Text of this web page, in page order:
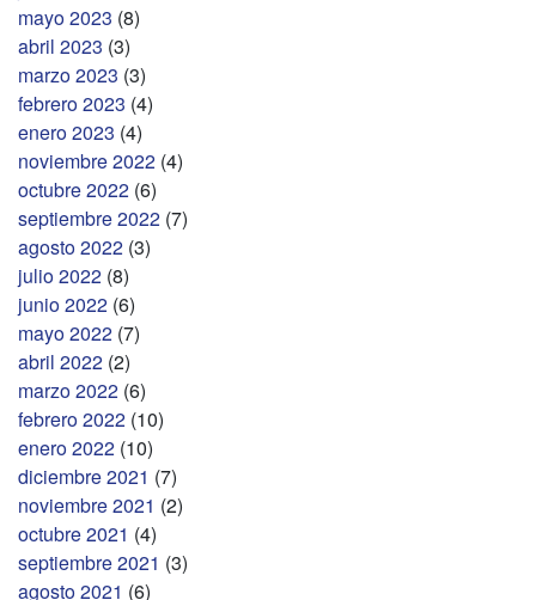
mayo 2023 (8)
abril 2023 (3)
marzo 2023 (3)
febrero 2023 (4)
enero 2023 (4)
noviembre 2022 (4)
octubre 2022 (6)
septiembre 2022 (7)
agosto 2022 (3)
julio 2022 (8)
junio 2022 (6)
mayo 2022 (7)
abril 2022 (2)
marzo 2022 (6)
febrero 2022 (10)
enero 2022 (10)
diciembre 2021 (7)
noviembre 2021 (2)
octubre 2021 (4)
septiembre 2021 (3)
agosto 2021 (6)